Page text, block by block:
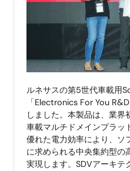
ルネサスの第5世代車載用
「Electronics For You
しました。本製品は、業
車載マルチドメインプラッ
優れた電力効率により、ソ
に求められる中央集約型の
実現します。SDVアーキテ